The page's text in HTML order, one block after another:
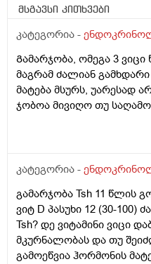
მსგავსი კითხვები
კატეგორია -
Გამარჯობა, ომეგა 3 ვიცი
მაგრამ ძალიან
მატება მსურს, უარესად
ჯობოა მივიღო თუ
კატეგორია -
გამარჯობა Tsh 11 წლის
ვიტ D პასუხი 12 (30-100)
Tsh? დე ვიტამინი ვიცი
მკურნალობას და თუ
გამოეწვია ჰორმონის